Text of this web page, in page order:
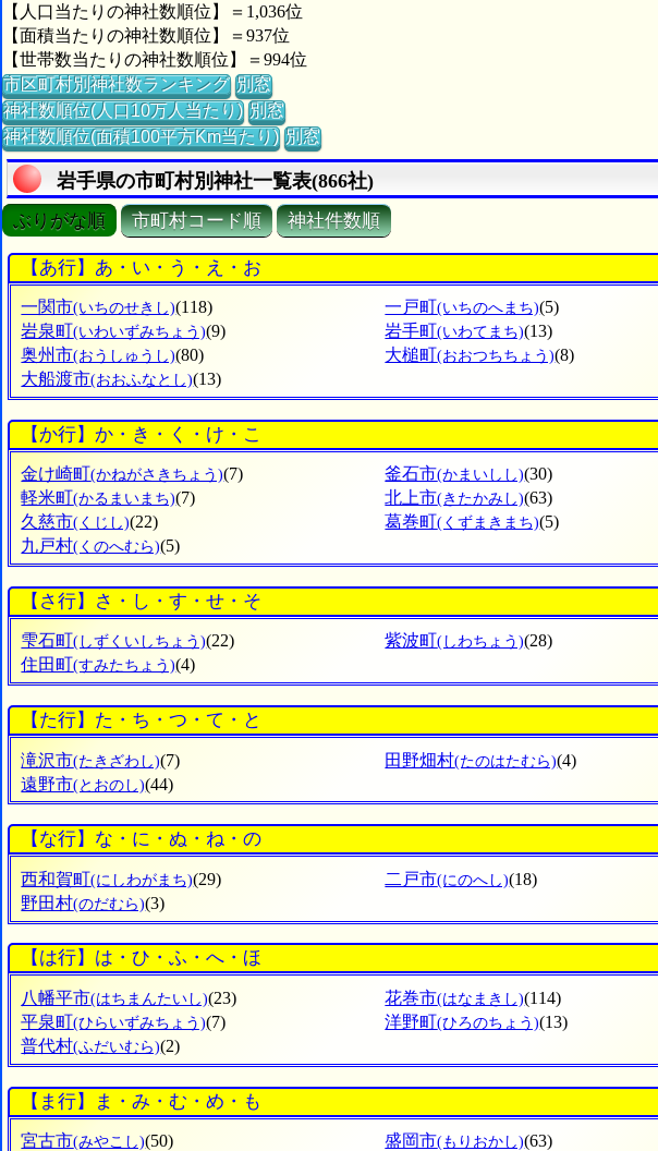
【人口当たりの神社数順位】＝1,036位
【面積当たりの神社数順位】＝937位
【世帯数当たりの神社数順位】＝994位
市区町村別神社数ランキング 別窓
神社数順位(人口10万人当たり) 別窓
神社数順位(面積100平方Km当たり) 別窓
岩手県の市町村別神社一覧表(866社)
ぶりがな順 市町村コード順 神社件数順
【あ行】あ・い・う・え・お
一関市(いちのせきし)(118) 一戸町(いちのへまち)(5)
岩泉町(いわいずみちょう)(9) 岩手町(いわてまち)(13)
奥州市(おうしゅうし)(80) 大槌町(おおつちちょう)(8)
大船渡市(おおふなとし)(13)
【か行】か・き・く・け・こ
金け崎町(かねがさきちょう)(7) 釜石市(かまいしし)(30)
軽米町(かるまいまち)(7) 北上市(きたかみし)(63)
久慈市(くじし)(22) 葛巻町(くずまきまち)(5)
九戸村(くのへむら)(5)
【さ行】さ・し・す・せ・そ
雫石町(しずくいしちょう)(22) 紫波町(しわちょう)(28)
住田町(すみたちょう)(4)
【た行】た・ち・つ・て・と
滝沢市(たきざわし)(7) 田野畑村(たのはたむら)(4)
遠野市(とおのし)(44)
【な行】な・に・ぬ・ね・の
西和賀町(にしわがまち)(29) 二戸市(にのへし)(18)
野田村(のだむら)(3)
【は行】は・ひ・ふ・へ・ほ
八幡平市(はちまんたいし)(23) 花巻市(はなまきし)(114)
平泉町(ひらいずみちょう)(7) 洋野町(ひろのちょう)(13)
普代村(ふだいむら)(2)
【ま行】ま・み・む・め・も
宮古市(みやこし)(50) 盛岡市(もりおかし)(63)